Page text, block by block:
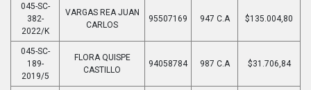
045-SC-
382-
2022/K
VARGAS REA JUAN
CARLOS
95507169 947 C.A $135.004,80
045-SC-
189-
2019/5
FLORA QUISPE
CASTILLO
94058784 987 C.A $31.706,84